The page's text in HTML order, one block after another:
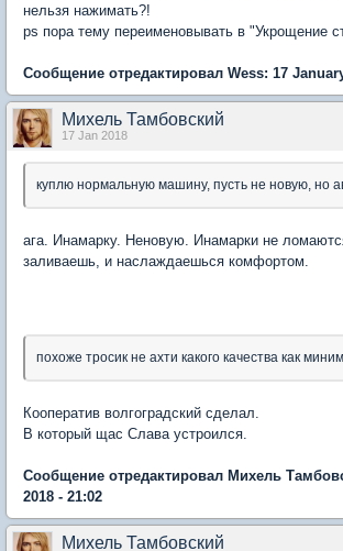
нельзя нажимать?!
ps пора тему переименовывать в "Укрощение
Сообщение отредактировал Wess: 17
Михель Тамбовский
17 Jan 2018
куплю нормальную машину, пусть не новую, но
ага. Инамарку. Неновую. Инамарки не
заливаешь, и наслаждаешься комфортом.
похоже тросик не ахти какого качества как
Кооператив волгоградский сделал.
В который щас Слава устроился.
Сообщение отредактировал Михель
2018 - 21:02
Михель Тамбовский